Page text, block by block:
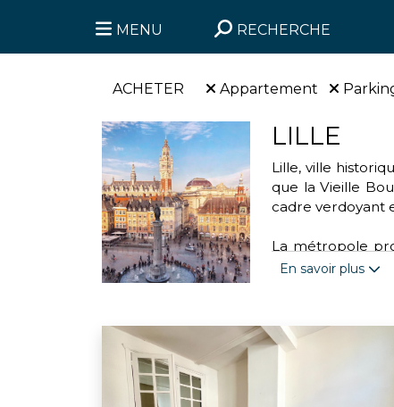
MENU RECHERCHE
ACHETER Appartement
LILLE
Lille, ville
que la Vieille
cadre verdoyant
La métropole
parc de la
Engagée dans
l'association
En savoir plus